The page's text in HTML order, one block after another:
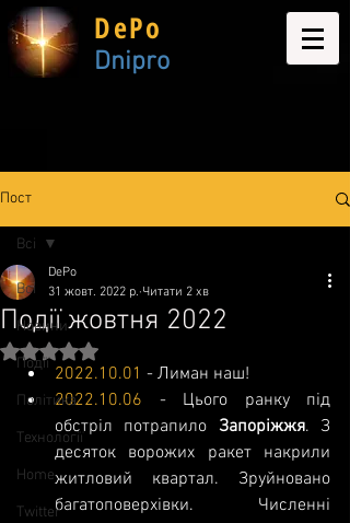
DePo
Dnipro
Пост
Всі
Новини
Події
Політика
Технології
Home
Twitter
Всі
Події жовтня 2022
DePo
31 жовт. 2022 р. Читати 2 хв
Оцінка: NaN з 5 зірок.
2022.10.01 - Лиман наш!
2022.10.06 - Цього ранку під
обстріл потрапило Запоріжжя. З
десяток ворожих ракет накрили
житловий квартал. Зруйновано
багатоповерхівки. Численні